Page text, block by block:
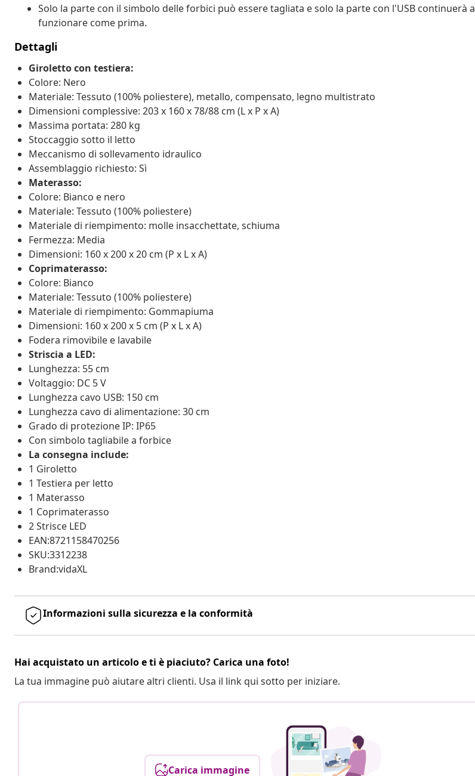
Solo la parte con il simbolo delle forbici può essere tagliata e solo la parte con l'USB continuerà a
funzionare come prima.
Dettagli
Giroletto con testiera:
Colore: Nero
Materiale: Tessuto (100% poliestere), metallo, compensato, legno multistrato
Dimensioni complessive: 203 x 160 x 78/88 cm (L x P x A)
Massima portata: 280 kg
Stoccaggio sotto il letto
Meccanismo di sollevamento idraulico
Assemblaggio richiesto: Sì
Materasso:
Colore: Bianco e nero
Materiale: Tessuto (100% poliestere)
Materiale di riempimento: molle insacchettate, schiuma
Fermezza: Media
Dimensioni: 160 x 200 x 20 cm (P x L x A)
Coprimaterasso:
Colore: Bianco
Materiale: Tessuto (100% poliestere)
Materiale di riempimento: Gommapiuma
Dimensioni: 160 x 200 x 5 cm (P x L x A)
Fodera rimovibile e lavabile
Striscia a LED:
Lunghezza: 55 cm
Voltaggio: DC 5 V
Lunghezza cavo USB: 150 cm
Lunghezza cavo di alimentazione: 30 cm
Grado di protezione IP: IP65
Con simbolo tagliabile a forbice
La consegna include:
1 Giroletto
1 Testiera per letto
1 Materasso
1 Coprimaterasso
2 Strisce LED
EAN:8721158470256
SKU:3312238
Brand:vidaXL
Informazioni sulla sicurezza e la conformità
Hai acquistato un articolo e ti è piaciuto? Carica una foto!
La tua immagine può aiutare altri clienti. Usa il link qui sotto per iniziare.
Carica immagine